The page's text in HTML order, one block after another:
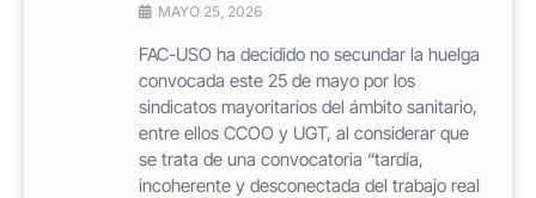
MAYO 25, 2026
FAC-USO ha decidido no secundar la huelga
convocada este 25 de mayo por los
sindicatos mayoritarios del ámbito sanitario,
entre ellos CCOO y UGT, al considerar que
se trata de una convocatoria “tardía,
incoherente y desconectada del trabajo real